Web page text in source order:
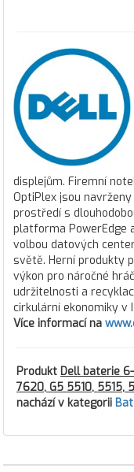
displejům. Firemní
OptiPlex jsou
prostředí s
platforma PowerEdge
volbou datových
světě. Herní produkty
výkon pro náročné
udržitelnosti a
cirkulární ekonomiky v
Více informací na
Produkt Dell baterie
7620, G5 5510, 5515,
nachází v kategorii